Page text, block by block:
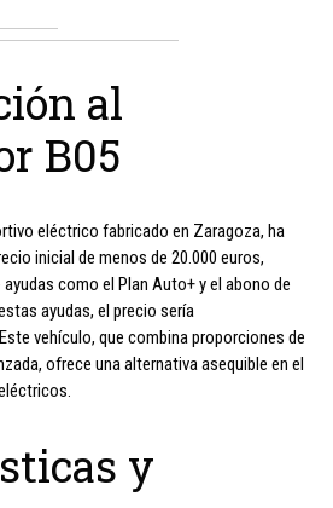
al
B05
eléctrico fabricado en Zaragoza, ha
inicial de menos de 20.000 euros,
como el Plan Auto+ y el abono de
ayudas, el precio sería
vehículo, que combina proporciones de
ofrece una alternativa asequible en el
y